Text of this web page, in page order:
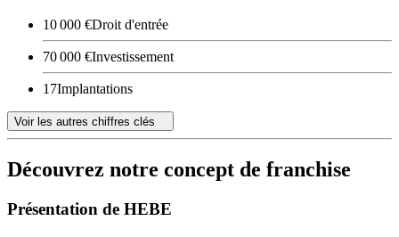
10 000 €Droit d'entrée
70 000 €Investissement
17Implantations
Voir les autres chiffres clés
Découvrez notre concept de franchise
Présentation de HEBE